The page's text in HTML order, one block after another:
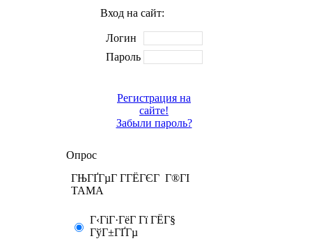
Вход на сайт:
Логин
Пароль
Регистрация на
сайте!
Забыли пароль?
Опрос
ГЊГҐГµГ Г­ГЁГЄГ Г®ГІ
TAMA
Г‹ГіГ·ГёГ Гї ГЁГ§
ГўГ±ГҐГµ